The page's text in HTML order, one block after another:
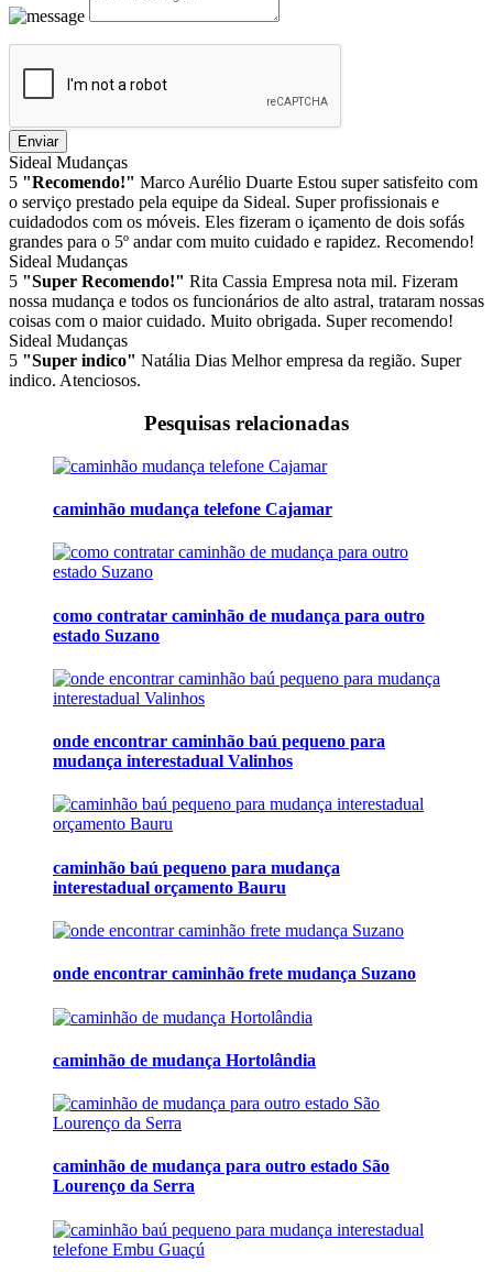
Enviar
Sideal Mudanças
5 "Recomendo!" Marco Aurélio Duarte Estou super satisfeito com
o serviço prestado pela equipe da Sideal. Super profissionais e
cuidadodos com os móveis. Eles fizeram o içamento de dois sofás
grandes para o 5º andar com muito cuidado e rapidez. Recomendo!
Sideal Mudanças
5 "Super Recomendo!" Rita Cassia Empresa nota mil. Fizeram
nossa mudança e todos os funcionários de alto astral, trataram nossas
coisas com o maior cuidado. Muito obrigada. Super recomendo!
Sideal Mudanças
5 "Super indico" Natália Dias Melhor empresa da região. Super
indico. Atenciosos.
Pesquisas relacionadas
caminhão mudança telefone Cajamar
como contratar caminhão de mudança para outro
estado Suzano
onde encontrar caminhão baú pequeno para
mudança interestadual Valinhos
caminhão baú pequeno para mudança
interestadual orçamento Bauru
onde encontrar caminhão frete mudança Suzano
caminhão de mudança Hortolândia
caminhão de mudança para outro estado São
Lourenço da Serra